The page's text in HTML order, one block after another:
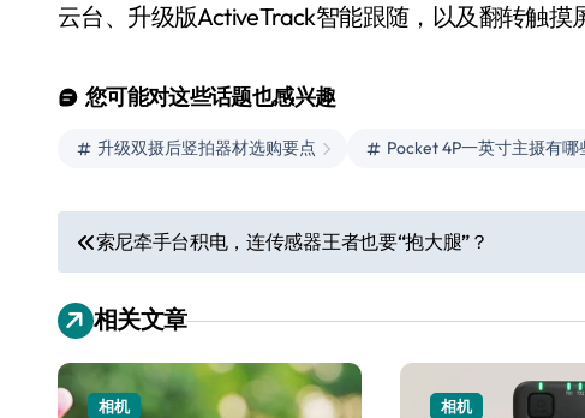
云台、升级版ActiveTrack智能跟随，以及翻转触摸
您可能对这些话题也感兴趣
升级双摄后竖拍器材选购要点 Pocket 4P一英寸主摄有
文
章
导
航
索尼牵手台积电，连传感器王者也要“抱大腿”？
相关文章
相机 相机
小家电